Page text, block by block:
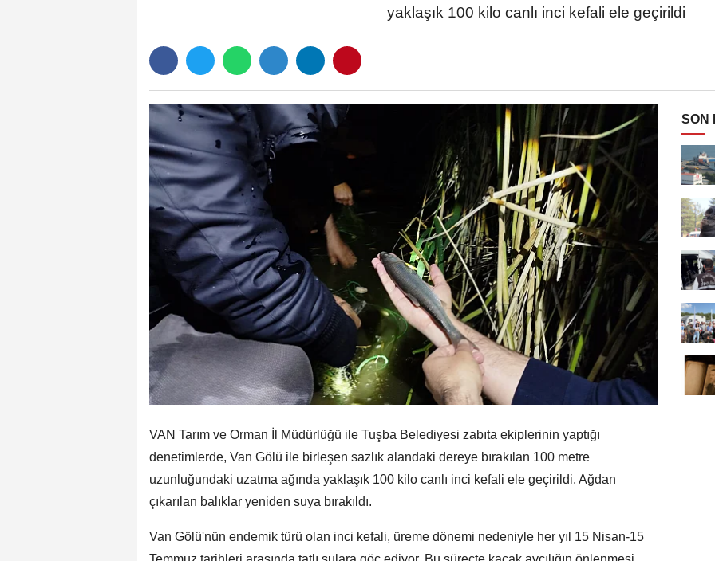
yaklaşık 100 kilo canlı inci kefali ele geçirildi
VAN Tarım ve Orman İl Müdürlüğü ile Tuşba Belediyesi zabıta ekiplerinin yaptığı
denetimlerde, Van Gölü ile birleşen sazlık alandaki dereye bırakılan 100 metre
uzunluğundaki uzatma ağında yaklaşık 100 kilo canlı inci kefali ele geçirildi. Ağdan
çıkarılan balıklar yeniden suya bırakıldı.
Van Gölü'nün endemik türü olan inci kefali, üreme dönemi nedeniyle her yıl 15 Nisan-15
SON